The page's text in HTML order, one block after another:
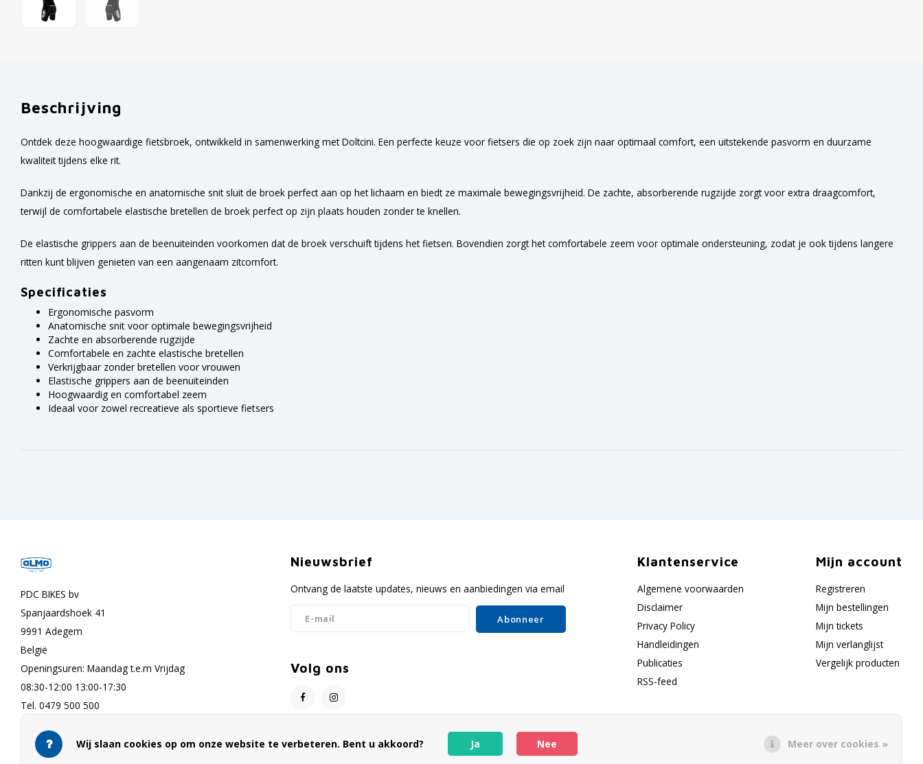
Beschrijving
Ontdek deze hoogwaardige fietsbroek, ontwikkeld in samenwerking met Doltcini. Een perfecte keuze voor fietsers die op zoek zijn naar optimaal comfort, een uitstekende pasvorm en duurzame
kwaliteit tijdens elke rit.
Dankzij de ergonomische en anatomische snit sluit de broek perfect aan op het lichaam en biedt ze maximale bewegingsvrijheid. De zachte, absorberende rugzijde zorgt voor extra draagcomfort,
terwijl de comfortabele elastische bretellen de broek perfect op zijn plaats houden zonder te knellen.
De elastische grippers aan de beenuiteinden voorkomen dat de broek verschuift tijdens het fietsen. Bovendien zorgt het comfortabele zeem voor optimale ondersteuning, zodat je ook tijdens langere
ritten kunt blijven genieten van een aangenaam zitcomfort.
Specificaties
Ergonomische pasvorm
Anatomische snit voor optimale bewegingsvrijheid
Zachte en absorberende rugzijde
Comfortabele en zachte elastische bretellen
Verkrijgbaar zonder bretellen voor vrouwen
Elastische grippers aan de beenuiteinden
Hoogwaardig en comfortabel zeem
Ideaal voor zowel recreatieve als sportieve fietsers
PDC BIKES bv
Spanjaardshoek 41
9991 Adegem
België
Openingsuren: Maandag t.e.m Vrijdag
08:30-12:00 13:00-17:30
Tel. 0479 500 500
Nieuwsbrief
Ontvang de laatste updates, nieuws en aanbiedingen via email
Abonneer
Volg ons
Klantenservice
Algemene voorwaarden
Disclaimer
Privacy Policy
Handleidingen
Publicaties
RSS-feed
Mijn account
Registreren
Mijn bestellingen
Mijn tickets
Mijn verlanglijst
Vergelijk producten
Wij slaan cookies op om onze website te verbeteren. Bent u akkoord? Ja Nee Meer over cookies »